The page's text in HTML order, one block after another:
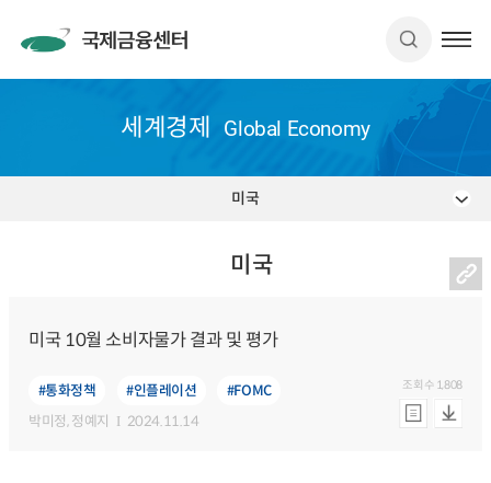
세계경제 Global Economy
미국
미국
미국 10월 소비자물가 결과 및 평가
#통화정책 #인플레이션
#FOMC
박미정, 정예지 2024.11.14
조회수 1,808